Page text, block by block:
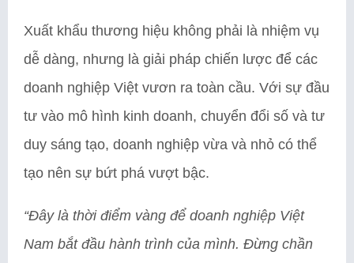
Xuất khẩu thương hiệu không phải là nhiệm vụ
dễ dàng, nhưng là giải pháp chiến lược để các
doanh nghiệp Việt vươn ra toàn cầu. Với sự đầu
tư vào mô hình kinh doanh, chuyển đổi số và tư
duy sáng tạo, doanh nghiệp vừa và nhỏ có thể
tạo nên sự bứt phá vượt bậc.
“Đây là thời điểm vàng để doanh nghiệp Việt
Nam bắt đầu hành trình của mình. Đừng chần